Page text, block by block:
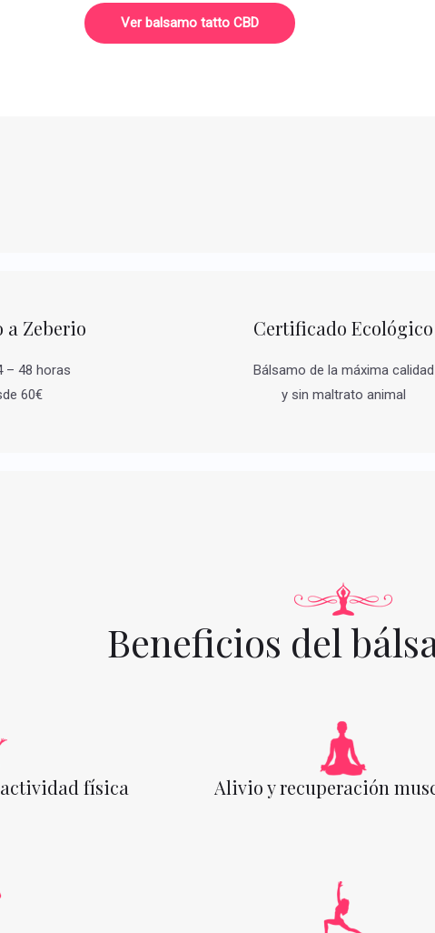
de 5
Ver balsamo tatto CBD
a Zeberio
– 48 horas
60€
Certificado Ecológico
Bálsamo de la máxima calidad
y sin maltrato animal
Beneficios del
física Alivio y recuperación